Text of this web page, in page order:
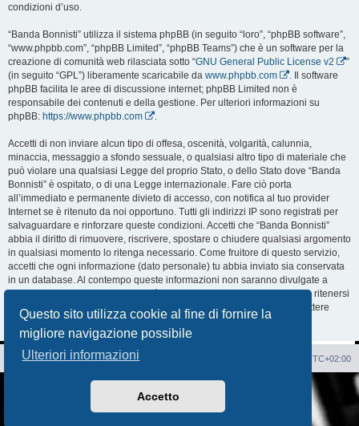
Questo sito utilizza cookie al fine di fornire la
migliore navigazione possibile
Ulteriori informazioni
Accetto
condizioni d’uso.
“Banda Bonnisti” utilizza il sistema phpBB (in seguito “loro”, “phpBB software”,
“www.phpbb.com”, “phpBB Limited”, “phpBB Teams”) che è un software per la
creazione di comunità web rilasciata sotto “GNU General Public License v2
”
(in seguito “GPL”) liberamente scaricabile da www.phpbb.com
. Il software
phpBB facilita le aree di discussione internet; phpBB Limited non è
responsabile dei contenuti e della gestione. Per ulteriori informazioni su
phpBB: https://www.phpbb.com .
Accetti di non inviare alcun tipo di offesa, oscenità, volgarità, calunnia,
minaccia, messaggio a sfondo sessuale, o qualsiasi altro tipo di materiale che
può violare una qualsiasi Legge del proprio Stato, o dello Stato dove “Banda
Bonnisti” è ospitato, o di una Legge internazionale. Fare ciò porta
all’immediato e permanente divieto di accesso, con notifica al tuo provider
Internet se è ritenuto da noi opportuno. Tutti gli indirizzi IP sono registrati per
salvaguardare e rinforzare queste condizioni. Accetti che “Banda Bonnisti”
abbia il diritto di rimuovere, riscrivere, spostare o chiudere qualsiasi argomento
in qualsiasi momento lo ritenga necessario. Come fruitore di questo servizio,
accetti che ogni informazione (dato personale) tu abbia inviato sia conservata
in un database. Al contempo queste informazioni non saranno divulgate a
nessuno senza il tuo consenso, né “Banda Bonnisti” o phpBB sono da ritenersi
responsabili per qualsiasi violazione al sistema che possa compromettere
queste informazioni.
Sito Web Forum UTC+02:00
Traduzione Italiana
AIF_COPYRIGHT